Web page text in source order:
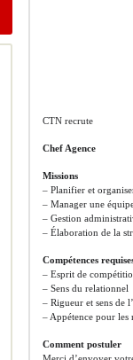
CTN recrute
Chef Agence
Missions
– Planifier et
– Manager une
– Gestion
– Élaboration de la
Compétences
– Esprit de
– Sens du relationnel
– Rigueur et sens de
– Appétence pour les
Comment postuler